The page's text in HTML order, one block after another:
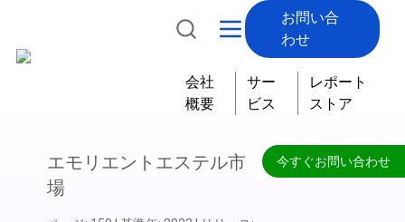
お問い合
わせ
会社
概要
サー
ビス
レポート
ストア
今すぐお問い合わせ
エモリエントエステル市
場